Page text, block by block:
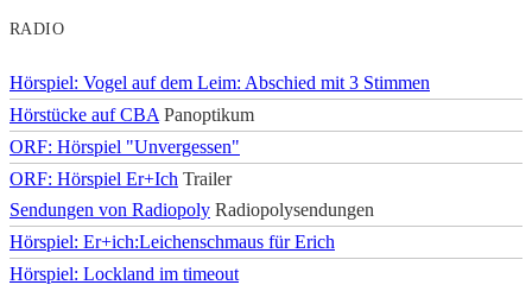
RADIO
Hörspiel: Vogel auf dem Leim: Abschied mit 3 Stimmen
Hörstücke auf CBA Panoptikum
ORF: Hörspiel "Unvergessen"
ORF: Hörspiel Er+Ich Trailer
Sendungen von Radiopoly Radiopolysendungen
Hörspiel: Er+ich:Leichenschmaus für Erich
Hörspiel: Lockland im timeout